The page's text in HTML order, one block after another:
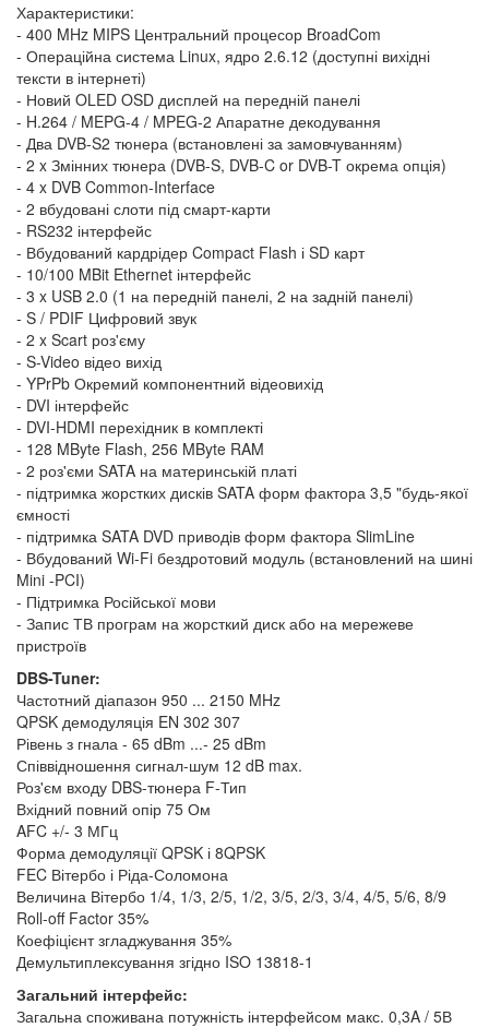
Характеристики:
- 400 MHz MIPS Центральний процесор BroadCom
- Операційна система Linux, ядро 2.6.12 (доступні вихідні
тексти в інтернеті)
- Новий OLED OSD дисплей на передній панелі
- H.264 / MEPG-4 / MPEG-2 Апаратне декодування
- Два DVB-S2 тюнера (встановлені за замовчуванням)
- 2 x Змінних тюнера (DVB-S, DVB-C or DVB-T окрема опція)
- 4 x DVB Common-Interface
- 2 вбудовані слоти під смарт-карти
- RS232 інтерфейс
- Вбудований кардрідер Compact Flash і SD карт
- 10/100 MBit Ethernet інтерфейс
- 3 x USB 2.0 (1 на передній панелі, 2 на задній панелі)
- S / PDIF Цифровий звук
- 2 x Scart роз'єму
- S-Video відео вихід
- YPrPb Окремий компонентний відеовихід
- DVI інтерфейс
- DVI-HDMI перехідник в комплекті
- 128 MByte Flash, 256 MByte RAM
- 2 роз'єми SATA на материнській платі
- підтримка жорстких дисків SATA форм фактора 3,5 "будь-якої
ємності
- підтримка SATA DVD приводів форм фактора SlimLine
- Вбудований Wi-Fi бездротовий модуль (встановлений на шині
Mini -PCI)
- Підтримка Російської мови
- Запис ТВ програм на жорсткий диск або на мережеве
пристроїв
DBS-Tuner:
Частотний діапазон 950 ... 2150 MHz
QPSK демодуляція EN 302 307
Рівень з гнала - 65 dBm ...- 25 dBm
Співвідношення сигнал-шум 12 dB max.
Роз'єм входу DBS-тюнера F-Тип
Вхідний повний опір 75 Ом
AFC +/- 3 МГц
Форма демодуляції QPSK і 8QPSK
FEC Вітербо і Ріда-Соломона
Величина Вітербо 1/4, 1/3, 2/5, 1/2, 3/5, 2/3, 3/4, 4/5, 5/6, 8/9
Roll-off Factor 35%
Коефіцієнт згладжування 35%
Демультиплексування згідно ISO 13818-1
Загальний інтерфейс:
Загальна споживана потужність інтерфейсом макс. 0,3A / 5В